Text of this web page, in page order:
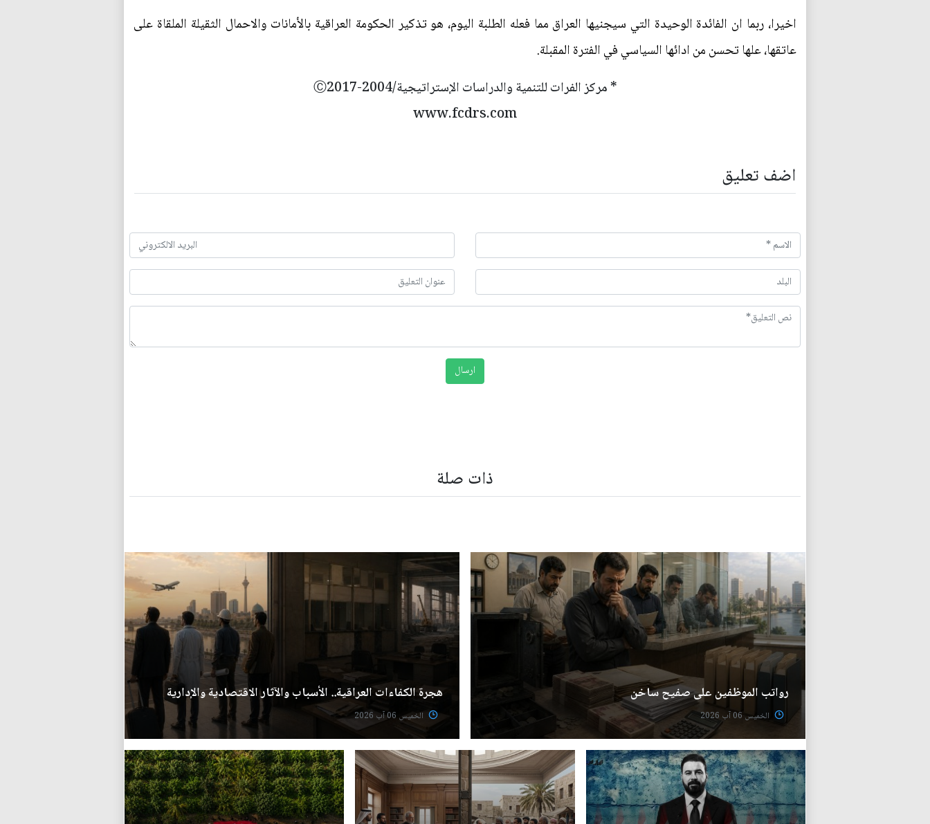
اخيرا، ربما ان الفائدة الوحيدة التي سيجنيها العراق مما فعله الطلبة اليوم، هو تذكير الحكومة العراقية بالأمانات والاحمال الثقيلة الملقاة على
عاتقها، علها تحسن من ادائها السياسي في الفترة المقبلة.
* مركز الفرات للتنمية والدراسات الإستراتيجية/2004-Ⓒ2017
www.fcdrs.com
اضف تعليق
ذات صلة
رواتب الموظفين على صفيح ساخن
الخميس 06 آب 2026
هجرة الكفاءات العراقية.. الأسباب والآثار الاقتصادية والإدارية
الخميس 06 آب 2026